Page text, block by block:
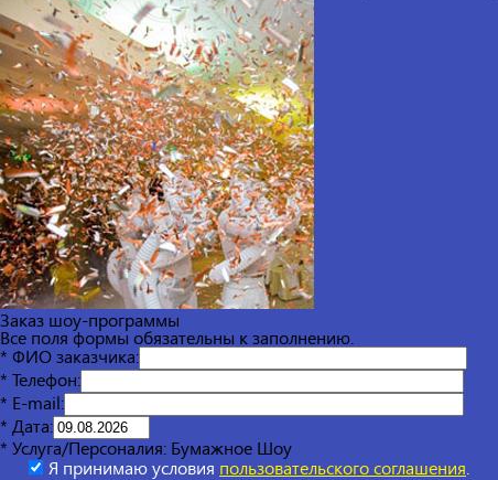
Заказ шоу-программы
Все поля формы обязательны к заполнению.
* ФИО заказчика:
* Телефон:
* E-mail:
* Дата:
* Услуга/Персоналия: Бумажное Шоу
Я принимаю условия пользовательского соглашения